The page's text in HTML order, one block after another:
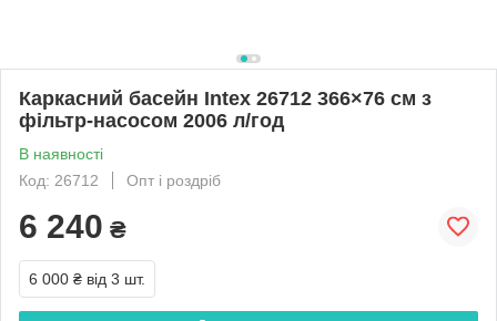
Каркасний басейн Intex 26712 366×76 см з
фільтр-насосом 2006 л/год
В наявності
Код: 26712
Опт і роздріб
6 240 ₴
6 000 ₴ від 3 шт.